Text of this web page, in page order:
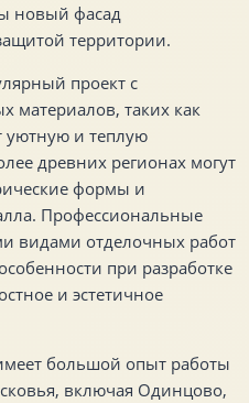
новый фасад
территории.
проект с
материалов, таких как
уютную и теплую
древних регионах могут
формы и
Профессиональные
видами отделочных работ
при разработке
и эстетичное
большой опыт работы
включая Одинцово,